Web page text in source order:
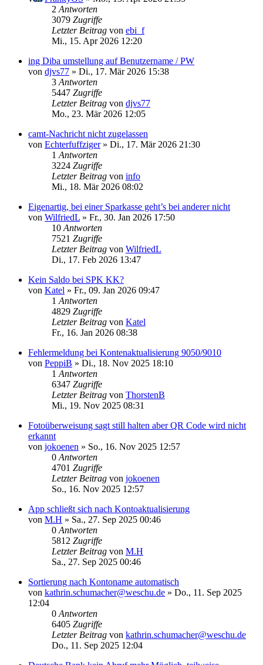
2 Antworten
3079 Zugriffe
Letzter Beitrag von ebi_f
Mi., 15. Apr 2026 12:20
ing Diba umstellung auf Benutzername / PW
von djvs77 » Di., 17. Mär 2026 15:38
3 Antworten
5447 Zugriffe
Letzter Beitrag von djvs77
Mo., 23. Mär 2026 12:05
camt-Nachricht nicht zugelassen
von Echterfuffziger» Di., 17. Mär 2026 21:30
1 Antworten
3224 Zugriffe
Letzter Beitrag von info
Mi., 18. Mär 2026 08:02
Eigenartig, bei einer Sparkasse geht’s bei anderer nicht
von WilfriedL » Fr., 30. Jan 2026 17:50
10 Antworten
7521 Zugriffe
Letzter Beitrag von WilfriedL
Di., 17. Feb 2026 13:47
Kein Saldo bei SPK KK?
von Katel » Fr., 09. Jan 2026 09:47
1 Antworten
4829 Zugriffe
Letzter Beitrag von Katel
Fr., 16. Jan 2026 08:38
Fehlermeldung bei Kontenaktualisierung 9050/9010
von PeppiB » Di., 18. Nov 2025 18:10
1 Antworten
6347 Zugriffe
Letzter Beitrag von ThorstenB
Mi., 19. Nov 2025 08:31
Fotoüberweisung sagt still halten aber QR Code wird nicht
erkannt
von jokoenen » So., 16. Nov 2025 12:57
0 Antworten
4701 Zugriffe
Letzter Beitrag von jokoenen
So., 16. Nov 2025 12:57
App schließt sich nach Kontoaktualisierung
von M.H » Sa., 27. Sep 2025 00:46
0 Antworten
5812 Zugriffe
Letzter Beitrag von M.H
Sa., 27. Sep 2025 00:46
Sortierung nach Kontoname automatisch
von kathrin.schumacher@weschu.de » Do., 11. Sep 2025
12:04
0 Antworten
6405 Zugriffe
Letzter Beitrag von kathrin.schumacher@weschu.de
Do., 11. Sep 2025 12:04